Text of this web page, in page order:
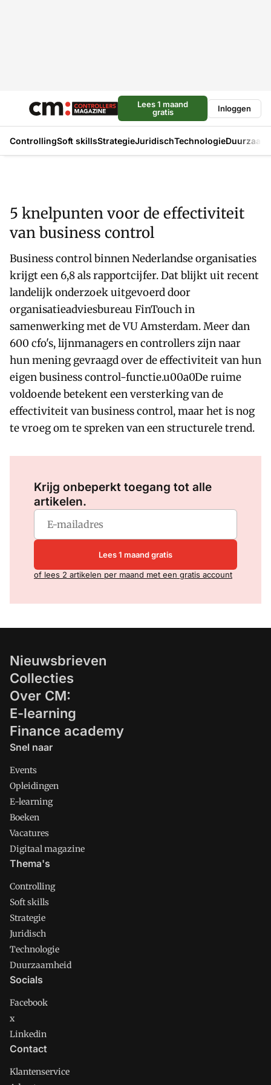
Lees 1 maand
gratis
Inloggen
ControllingSoft skillsStrategieJuridischTechnologie
5 knelpunten voor de effectiviteit
van business control
Business control binnen Nederlandse organisaties
krijgt een 6,8 als rapportcijfer. Dat blijkt uit recent
landelijk onderzoek uitgevoerd door
organisatieadviesbureau FinTouch in
samenwerking met de VU Amsterdam. Meer dan
600 cfo's, lijnmanagers en controllers zijn naar
hun mening gevraagd over de effectiviteit van hun
eigen business control-functie.u00a0De ruime
voldoende betekent een versterking van de
effectiviteit van business control, maar het is nog
te vroeg om te spreken van een structurele trend.
Krijg onbeperkt toegang tot alle
artikelen.
Lees 1 maand gratis
of lees 2 artikelen per maand met een gratis account
Nieuwsbrieven
Collecties
Over CM:
E-learning
Finance academy
Snel naar
Events
Opleidingen
E-learning
Boeken
Vacatures
Digitaal magazine
Thema's
Controlling
Soft skills
Strategie
Juridisch
Technologie
Duurzaamheid
Socials
Facebook
x
Linkedin
Contact
Klantenservice